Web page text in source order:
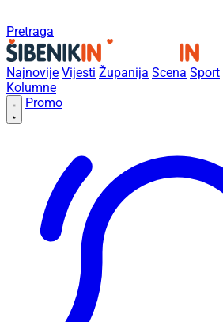
Pretraga
Najnovije Vijesti Županija Scena Sport
Kolumne
Promo